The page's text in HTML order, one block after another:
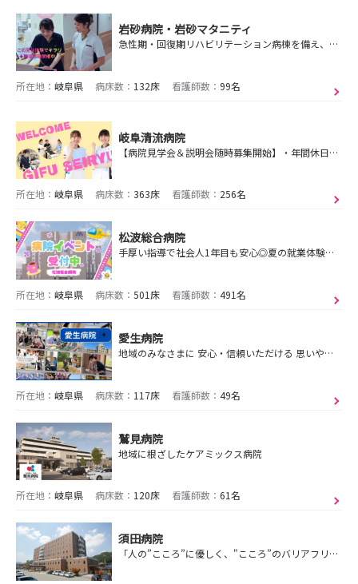
岩砂病院・岩砂マタニティ
急性期・回復期リハビリテーション病棟を備え、患者さんとそのご家族の幸せな生活を願い、チームで寄り添う看護がここにあります
所在地： 岐阜県 病床数： 132床 看護師数： 99名
岐阜清流病院
【病院見学会＆説明会随時募集開始】・年間休日121.5日 ・福利厚生充実 私たちと一緒に笑顔と思いやりを届けましょう！
所在地： 岐阜県 病床数： 363床 看護師数： 256名
松波総合病院
手厚い指導で社会人1年目も安心◎夏の就業体験も絶賛エントリー受付中🍉～『2025年4月救命救急センターに指定されました！』〜
所在地： 岐阜県 病床数： 501床 看護師数： 491名
愛生病院
地域のみなさまに 安心・信頼いただける 思いやりの医療と介護を
所在地： 岐阜県 病床数： 117床 看護師数： 49名
鷲見病院
地域に根ざしたケアミックス病院
所在地： 岐阜県 病床数： 120床 看護師数： 61名
須田病院
「人の”こころ”に優しく、"こころ”のバリアフリーの実践を」──須田病院で、看護の可能性を広げよう。